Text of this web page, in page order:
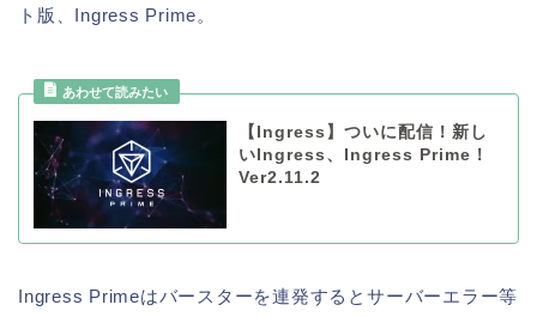
ト版、Ingress Prime。
【Ingress】ついに配信！新し
いIngress、Ingress Prime！
Ver2.11.2
Ingress Primeはバースターを連発するとサーバーエラー等